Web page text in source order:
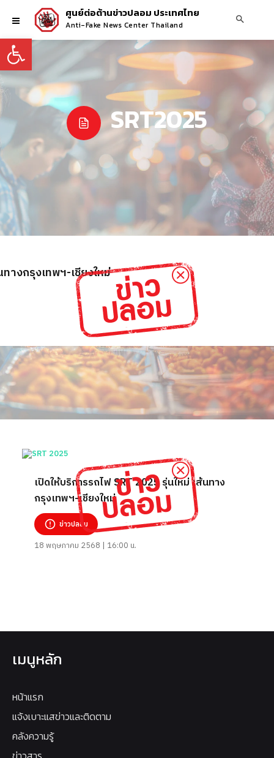
Open toolbar
ศูนย์ต่อต้านข่าวปลอม ประเทศไทย
Anti-Fake News Center Thailand
SRT2025
างกรุงเทพฯ-เชียงใหม่
เปิดให้บริการรถไฟ SRT 2025 รุ่นใหม่ เส้นทาง
กรุงเทพฯ-เชียงใหม่
ข่าวปลอม
18 พฤษภาคม 2568 | 16:00 น.
เมนูหลัก
หน้าแรก
แจ้งเบาะแสข่าวและติดตาม
คลังความรู้